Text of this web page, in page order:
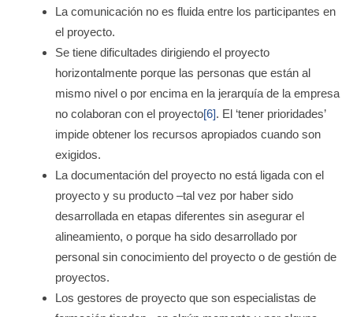
La comunicación no es fluida entre los participantes en
el proyecto.
Se tiene dificultades dirigiendo el proyecto
horizontalmente porque las personas que están al
mismo nivel o por encima en la jerarquía de la empresa
no colaboran con el proyecto[6]. El ‘tener prioridades’
impide obtener los recursos apropiados cuando son
exigidos.
La documentación del proyecto no está ligada con el
proyecto y su producto –tal vez por haber sido
desarrollada en etapas diferentes sin asegurar el
alineamiento, o porque ha sido desarrollado por
personal sin conocimiento del proyecto o de gestión de
proyectos.
Los gestores de proyecto que son especialistas de